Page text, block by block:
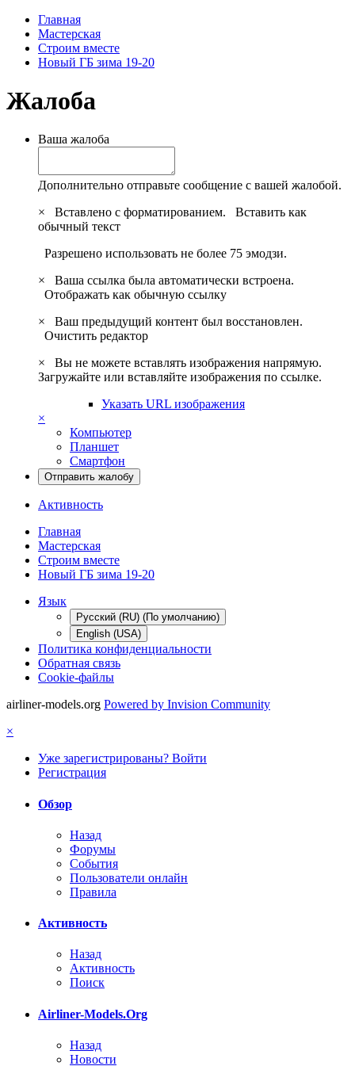
Главная
Мастерская
Строим вместе
Новый ГБ зима 19-20
Жалоба
Ваша жалоба
Дополнительно отправьте сообщение с вашей жалобой.
×
Вставлено с форматированием. Вставить как
обычный текст
Разрешено использовать не более 75 эмодзи.
×
Ваша ссылка была автоматически встроена.
Отображать как обычную ссылку
×
Ваш предыдущий контент был восстановлен.
Очистить редактор
×
Вы не можете вставлять изображения напрямую.
Загружайте или вставляйте изображения по ссылке.
Указать URL изображения
×
Компьютер
Планшет
Смартфон
Отправить жалобу
Активность
Главная
Мастерская
Строим вместе
Новый ГБ зима 19-20
Язык
Русский (RU) (По умолчанию)
English (USA)
Политика конфиденциальности
Обратная связь
Cookie-файлы
airliner-models.org Powered by Invision Community
×
Уже зарегистрированы? Войти
Регистрация
Обзор
Назад
Форумы
События
Пользователи онлайн
Правила
Активность
Назад
Активность
Поиск
Airliner-Models.Org
Назад
Новости